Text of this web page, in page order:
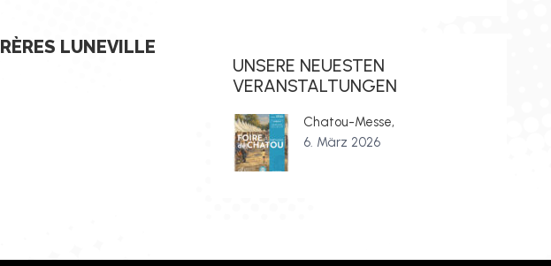
LUNEVILLE
UNSERE NEUESTEN
VERANSTALTUNGEN
Chatou-Messe,
6. März 2026